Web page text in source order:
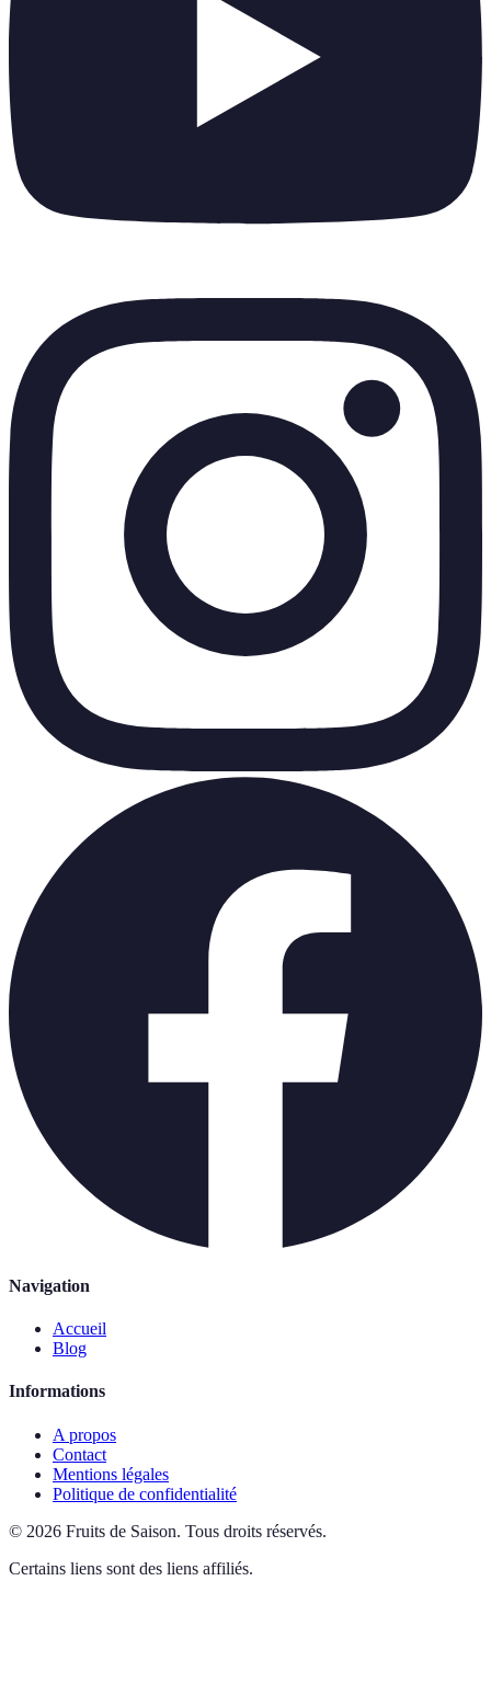
Navigation
Accueil
Blog
Informations
A propos
Contact
Mentions légales
Politique de confidentialité
© 2026 Fruits de Saison. Tous droits réservés.
Certains liens sont des liens affiliés.